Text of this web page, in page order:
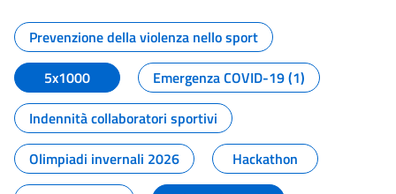
Tutti i contenuti della pagina
Prevenzione della violenza nello sport
5x1000
Emergenza COVID-19 (1)
Indennità collaboratori sportivi
Olimpiadi invernali 2026
Hackathon